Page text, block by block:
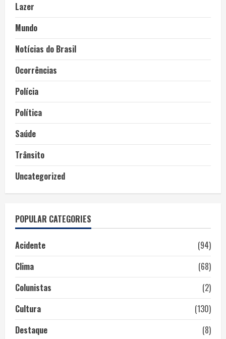
Lazer
Mundo
Notícias do Brasil
Ocorrências
Polícia
Política
Saúde
Trânsito
Uncategorized
POPULAR CATEGORIES
Acidente
(94)
Clima
(68)
Colunistas
(2)
Cultura
(130)
Destaque
(8)